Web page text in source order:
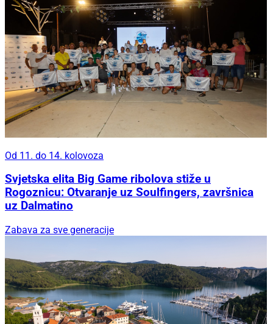
Od 11. do 14. kolovoza
Svjetska elita Big Game ribolova stiže u
Rogoznicu: Otvaranje uz Soulfingers, završnica
uz Dalmatino
Zabava za sve generacije